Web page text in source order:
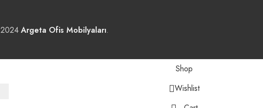
2024Argeta Ofis Mobilyaları.
Shop
Wishlist